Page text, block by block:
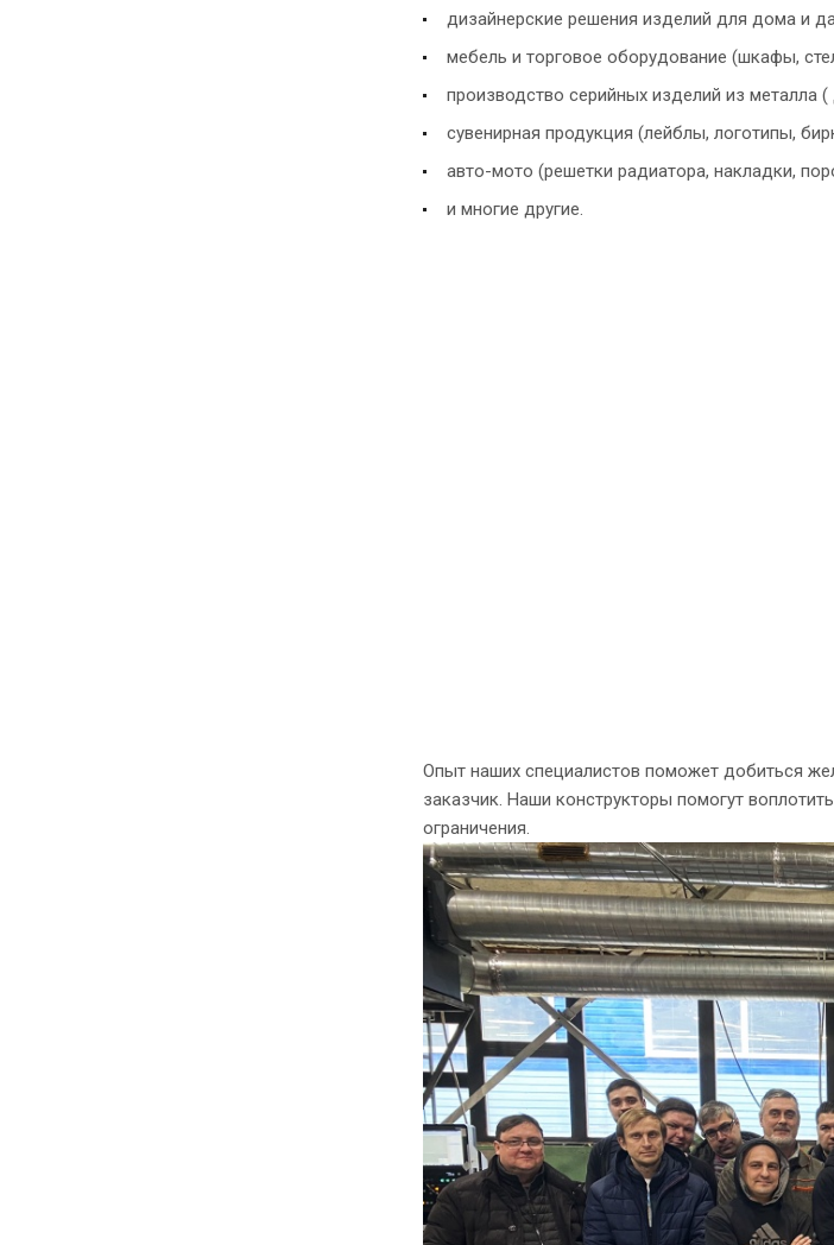
дизайнерские решения изделий для дома и
мебель и торговое оборудование (шкафы,
производство серийных изделий из металла
сувенирная продукция (лейблы, логотипы,
авто-мото (решетки радиатора, накладки,
и многие другие.
Опыт наших специалистов поможет добиться
заказчик. Наши конструкторы помогут
ограничения.